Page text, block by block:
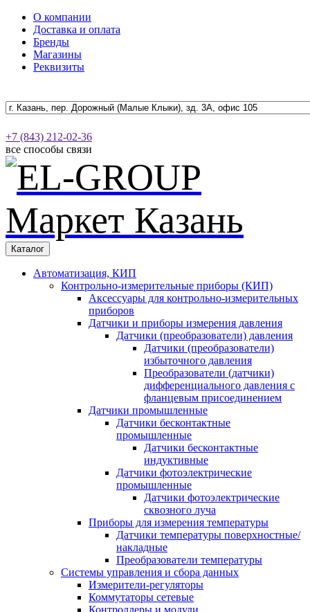
О компании
Доставка и оплата
Бренды
Магазины
Реквизиты
+7 (843) 212-02-36
все способы связи
Каталог
Автоматизация, КИП
Контрольно-измерительные приборы (КИП)
Аксессуары для контрольно-измерительных
приборов
Датчики и приборы измерения давления
Датчики (преобразователи) давления
Датчики (преобразователи)
избыточного давления
Преобразователи (датчики)
дифференциального давления с
фланцевым присоединением
Датчики промышленные
Датчики бесконтактные
промышленные
Датчики бесконтактные
индуктивные
Датчики фотоэлектрические
промышленные
Датчики фотоэлектрические
сквозного луча
Приборы для измерения температуры
Датчики температуры поверхностные/
накладные
Преобразователи температуры
Системы управления и сбора данных
Измерители-регуляторы
Коммутаторы сетевые
Контроллеры и модули